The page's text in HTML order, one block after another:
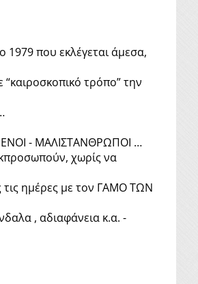
1979 που εκλέγεται άμεσα,
“καιροσκοπικό τρόπο” την
- ΜΑΛΙΣΤΑΝΘΡΩΠΟΙ …
χωρίς να
τις ημέρες με τον ΓΑΜΟ ΤΩΝ
, αδιαφάνεια κ.α. -